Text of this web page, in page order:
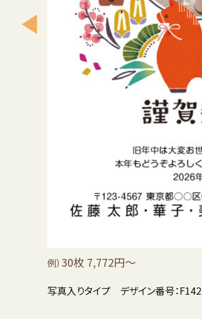
例） 30枚 7,772円～
写真入りタイプ デザイン番号：F142